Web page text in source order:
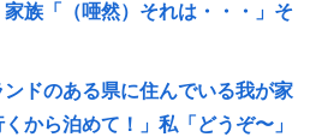
族「（唖然）それは・・・」そ
ンドのある県に住んでいる我が家
から泊めて！」私「どうぞ〜」